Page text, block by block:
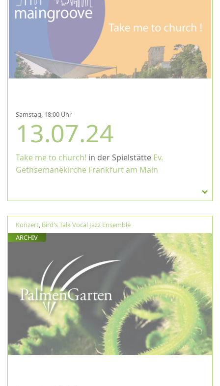
Samstag, 18:00 Uhr
13.07.24
Take me to church! in der Spielstätte Ev.
Gethsemanekirche Frankfurt am Main
Konzert, Bird's Talk Vocal Jazz Ensemble
ARCHIV